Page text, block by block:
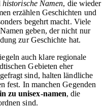
historische Namen, die wieder
erzählen Geschichten und
begehrt macht. Viele
geben, der nicht nur
zur Geschichte hat.
auch klare regionale
Gebieten eher
sind, halten ländliche
fest. In manchen Gegenden
zu unisex-namen, die
sind.